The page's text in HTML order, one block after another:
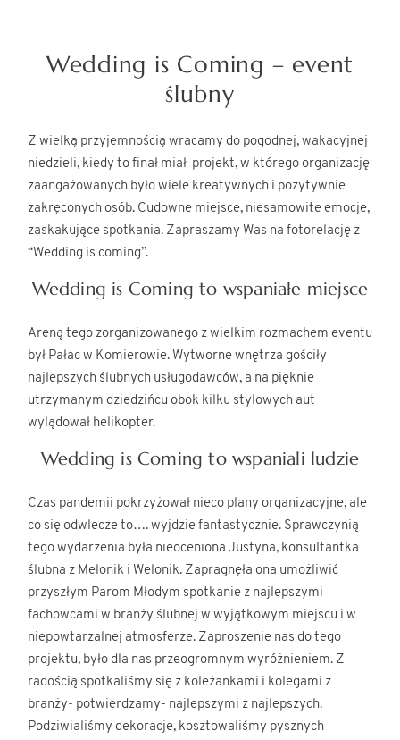
Wedding is Coming – event
ślubny
Z wielką przyjemnością wracamy do pogodnej, wakacyjnej
niedzieli, kiedy to finał miał projekt, w którego organizację
zaangażowanych było wiele kreatywnych i pozytywnie
zakręconych osób. Cudowne miejsce, niesamowite emocje,
zaskakujące spotkania. Zapraszamy Was na fotorelację z
“Wedding is coming”.
Wedding is Coming to wspaniałe miejsce
Areną tego zorganizowanego z wielkim rozmachem eventu
był Pałac w Komierowie. Wytworne wnętrza gościły
najlepszych ślubnych usługodawców, a na pięknie
utrzymanym dziedzińcu obok kilku stylowych aut
wylądował helikopter.
Wedding is Coming to wspaniali ludzie
Czas pandemii pokrzyżował nieco plany organizacyjne, ale
co się odwlecze to…. wyjdzie fantastycznie. Sprawczynią
tego wydarzenia była nieoceniona Justyna, konsultantka
ślubna z Melonik i Welonik. Zapragnęła ona umożliwić
przyszłym Parom Młodym spotkanie z najlepszymi
fachowcami w branży ślubnej w wyjątkowym miejscu i w
niepowtarzalnej atmosferze. Zaproszenie nas do tego
projektu, było dla nas przeogromnym wyróżnieniem. Z
radością spotkaliśmy się z koleżankami i kolegami z
branży- potwierdzamy- najlepszymi z najlepszych.
Podziwialiśmy dekoracje, kosztowaliśmy pysznych
SUNSETSTORY.PL